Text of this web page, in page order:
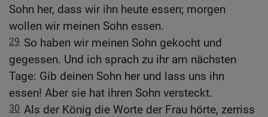
Sohn her, dass wir ihn heute essen; morgen
wollen wir meinen Sohn essen.
29 So haben wir meinen Sohn gekocht und
gegessen. Und ich sprach zu ihr am nächsten
Tage: Gib deinen Sohn her und lass uns ihn
essen! Aber sie hat ihren Sohn versteckt.
30 Als der König die Worte der Frau hörte, zerriss